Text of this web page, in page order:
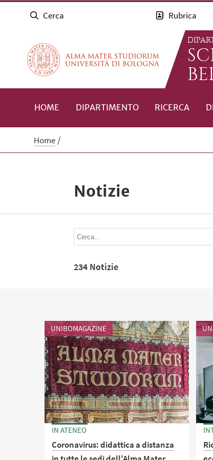
Cerca Rubrica
HOME DIPARTIMENTO RICERCA
Home
Notizie
234 Notizie
UNIBOMAGAZINE
IN ATENEO
Coronavirus: didattica a distanza